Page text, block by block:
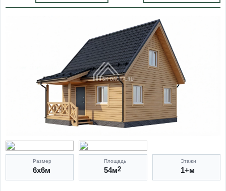
Размер
6х6м
Площадь
54м2
Этажи
1+м